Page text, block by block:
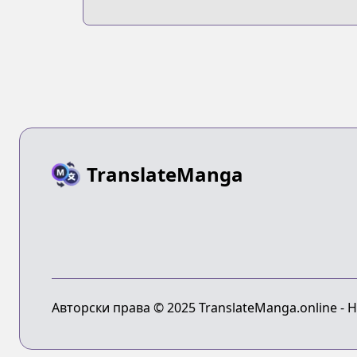
TranslateManga
Авторски права © 2025 TranslateManga.online -